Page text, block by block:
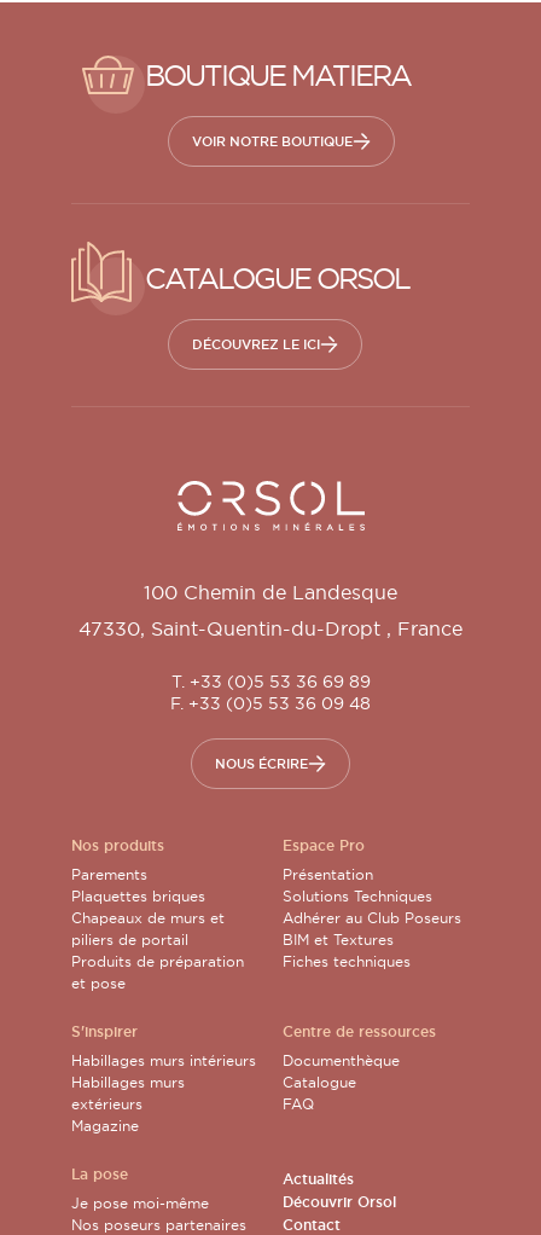
BOUTIQUE MATIERA
VOIR NOTRE BOUTIQUE
CATALOGUE ORSOL
DÉCOUVREZ LE ICI
Orsol S.A.
100 Chemin de Landesque
47330, Saint-Quentin-du-Dropt , France
T. +33 (0)5 53 36 69 89
F. +33 (0)5 53 36 09 48
NOUS ÉCRIRE
Nos produits
Parements
Plaquettes briques
Chapeaux de murs et
piliers de portail
Produits de préparation
et pose
S'inspirer
Habillages murs intérieurs
Habillages murs
extérieurs
Magazine
La pose
Je pose moi-même
Nos poseurs partenaires
Espace Pro
Présentation
Solutions Techniques
Adhérer au Club Poseurs
BIM et Textures
Fiches techniques
Centre de ressources
Documenthèque
Catalogue
FAQ
Actualités
Découvrir Orsol
Contact